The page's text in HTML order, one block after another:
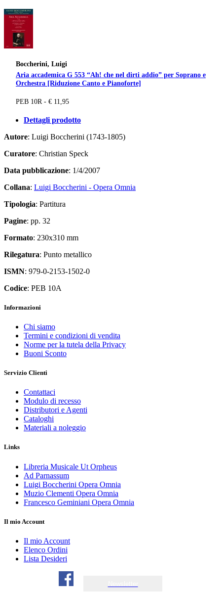
Boccherini, Luigi
Aria accademica G 553 “Ah! che nel dirti addio” per Soprano e
Orchestra [Riduzione Canto e Pianoforte]
PEB 10R - € 11,95
Dettagli prodotto
Autore: Luigi Boccherini (1743-1805)
Curatore: Christian Speck
Data pubblicazione: 1/4/2007
Collana: Luigi Boccherini - Opera Omnia
Tipologia: Partitura
Pagine: pp. 32
Formato: 230x310 mm
Rilegatura: Punto metallico
ISMN: 979-0-2153-1502-0
Codice: PEB 10A
Informazioni
Chi siamo
Termini e condizioni di vendita
Norme per la tutela della Privacy
Buoni Sconto
Servizio Clienti
Contattaci
Modulo di recesso
Distributori e Agenti
Cataloghi
Materiali a noleggio
Links
Libreria Musicale Ut Orpheus
Ad Parnassum
Luigi Boccherini Opera Omnia
Muzio Clementi Opera Omnia
Francesco Geminiani Opera Omnia
Il mio Account
Il mio Account
Elenco Ordini
Lista Desideri